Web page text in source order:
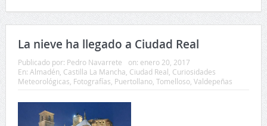
La nieve ha llegado a Ciudad Real
Publicado por: Pedro Navarrete on: enero 20, 2017
En: Almadén Castilla La Mancha Ciudad Real Curiosidades
Meteorológicas Fotografías Puertollano, Tomelloso, Valdepeñas